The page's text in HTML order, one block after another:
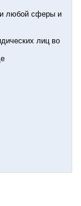
любой сферы и
лиц во